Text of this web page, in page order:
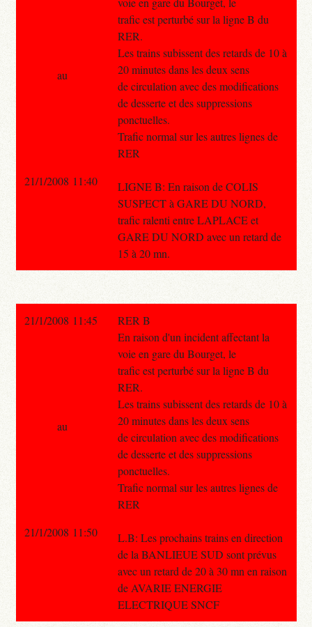
trafic est perturbé sur la ligne B du
RER.
Les trains subissent des retards de 10 à
20 minutes dans les deux sens
de circulation avec des modifications
de desserte et des suppressions
ponctuelles.
Trafic normal sur les autres lignes de
RER
LIGNE B: En raison de COLIS
SUSPECT à GARE DU NORD,
trafic ralenti entre LAPLACE et
GARE DU NORD avec un retard de
15 à 20 mn.
au
21/1/2008 11:40
21/1/2008 11:45
RER B
En raison d'un incident affectant la
voie en gare du Bourget, le
trafic est perturbé sur la ligne B du
RER.
Les trains subissent des retards de 10 à
20 minutes dans les deux sens
de circulation avec des modifications
de desserte et des suppressions
ponctuelles.
Trafic normal sur les autres lignes de
RER
L.B: Les prochains trains en direction
de la BANLIEUE SUD sont prévus
avec un retard de 20 à 30 mn en raison
de AVARIE ENERGIE
ELECTRIQUE SNCF
au
21/1/2008 11:50